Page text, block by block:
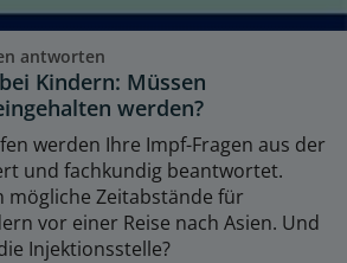
antworten
Kindern: Müssen
werden?
werden Ihre Impf-Fragen aus der
und fachkundig beantwortet.
mögliche Zeitabstände für
vor einer Reise nach Asien. Und
Injektionsstelle?